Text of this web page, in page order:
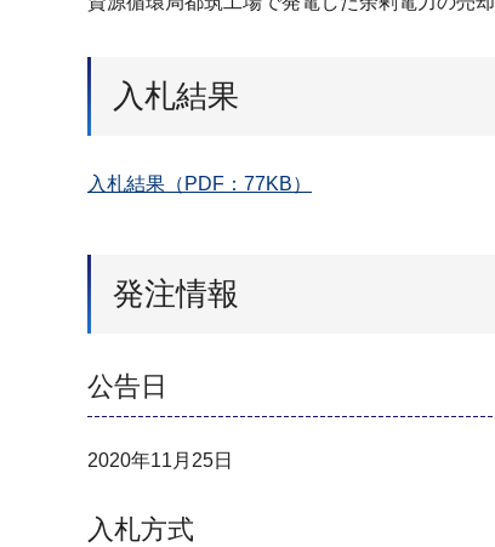
入札結果
入札結果（PDF：77KB）
発注情報
公告日
2020年11月25日
入札方式